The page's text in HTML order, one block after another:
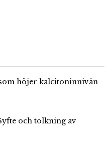
höjer kalcitoninnivån
och tolkning av